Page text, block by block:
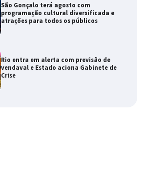
São Gonçalo terá agosto com
programação cultural diversificada e
atrações para todos os públicos
Rio entra em alerta com previsão de
vendaval e Estado aciona Gabinete de
Crise